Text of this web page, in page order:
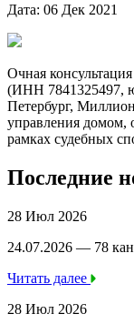
Дата: 06 Дек 2021
Очная
(ИНН 7841325497,
Петербург,
управления домом,
рамках судебных
Последние
28 Июл 2026
24.07.2026 — 78
Читать далее
28 Июл 2026